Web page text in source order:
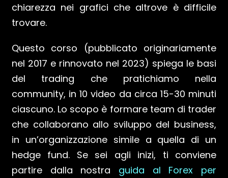
chiarezza nei grafici che altrove è difficile
trovare.
Questo corso (pubblicato originariamente
nel 2017 e rinnovato nel 2023) spiega le basi
del trading che pratichiamo nella
community, in 10 video da circa 15-30 minuti
ciascuno. Lo scopo è formare team di trader
che collaborano allo sviluppo del business,
in un’organizzazione simile a quella di un
hedge fund. Se sei agli inizi, ti conviene
partire dalla nostra guida al Forex per